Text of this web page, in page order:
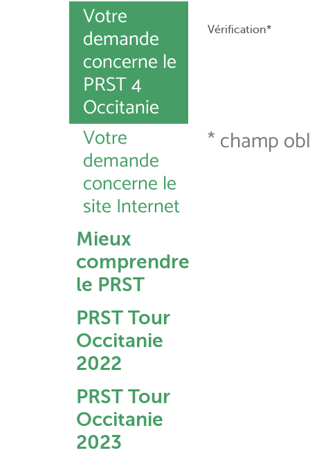
Votre
demande
concerne le
PRST 4
Occitanie
Votre
demande
concerne le
site Internet
Mieux
comprendre
le PRST
PRST Tour
Occitanie
2022
PRST Tour
Occitanie
2023
Vérification*
* champ